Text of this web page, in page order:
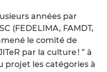
années par
(FEDELIMA, FAMDT,
le comité de
par la culture ! ” à
projet les catégories à